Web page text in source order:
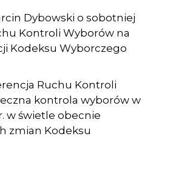
Dybowski o sobotniej
Kontroli Wyborów na
Kodeksu Wyborczego
Ruchu Kontroli
kontrola wyborów w
w świetle obecnie
zmian Kodeksu